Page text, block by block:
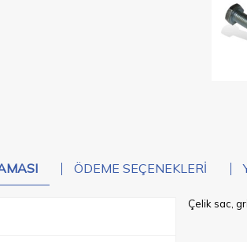
ÖDEME SEÇENEKLERI
Çelik sac,